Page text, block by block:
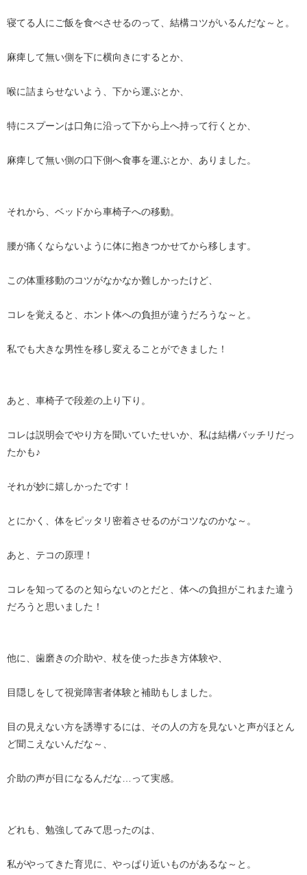
寝てる人にご飯を食べさせるのって、結構コツがいるんだな～と。
麻痺して無い側を下に横向きにするとか、
喉に詰まらせないよう、下から運ぶとか、
特にスプーンは口角に沿って下から上へ持って行くとか、
麻痺して無い側の口下側へ食事を運ぶとか、ありました。
それから、ベッドから車椅子への移動。
腰が痛くならないように体に抱きつかせてから移します。
この体重移動のコツがなかなか難しかったけど、
コレを覚えると、ホント体への負担が違うだろうな～と。
私でも大きな男性を移し変えることができました！
あと、車椅子で段差の上り下り。
コレは説明会でやり方を聞いていたせいか、私は結構バッチリだっ
たかも♪
それが妙に嬉しかったです！
とにかく、体をピッタリ密着させるのがコツなのかな～。
あと、テコの原理！
コレを知ってるのと知らないのとだと、体への負担がこれまた違う
だろうと思いました！
他に、歯磨きの介助や、杖を使った歩き方体験や、
目隠しをして視覚障害者体験と補助もしました。
目の見えない方を誘導するには、その人の方を見ないと声がほとん
ど聞こえないんだな～、
介助の声が目になるんだな…って実感。
どれも、勉強してみて思ったのは、
私がやってきた育児に、やっぱり近いものがあるな～と。